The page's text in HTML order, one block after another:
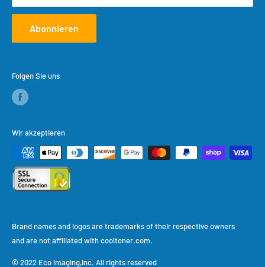
Abonnieren
Brand names and logos are trademarks of their respective owners
and are not affiliated with cooltoner.com.
© 2022 Eco lmaging,Inc. All rights reserved
Folgen Sie uns
Wir akzeptieren